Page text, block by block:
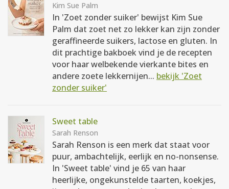
Kim Sue Palm
In 'Zoet zonder suiker' bewijst Kim Sue
Palm dat zoet net zo lekker kan zijn zonder
geraffineerde suikers, lactose en gluten. In
dit prachtige bakboek vind je de recepten
voor haar welbekende vierkante bites en
andere zoete lekkernijen... bekijk 'Zoet
zonder suiker'
Sweet table
Sarah Renson
Sarah Renson is een merk dat staat voor
puur, ambachtelijk, eerlijk en no-nonsense.
In 'Sweet table' vind je 65 van haar
heerlijke, ongekunstelde taarten, koekjes,